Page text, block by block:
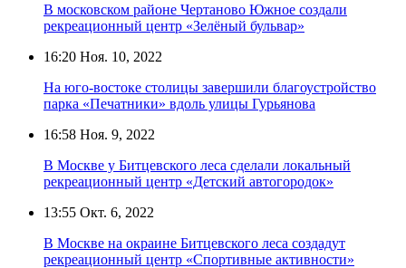
В московском районе Чертаново Южное создали
рекреационный центр «Зелёный бульвар»
16:20 Ноя. 10, 2022
На юго-востоке столицы завершили благоустройство
парка «Печатники» вдоль улицы Гурьянова
16:58 Ноя. 9, 2022
В Москве у Битцевского леса сделали локальный
рекреационный центр «Детский автогородок»
13:55 Окт. 6, 2022
В Москве на окраине Битцевского леса создадут
рекреационный центр «Спортивные активности»